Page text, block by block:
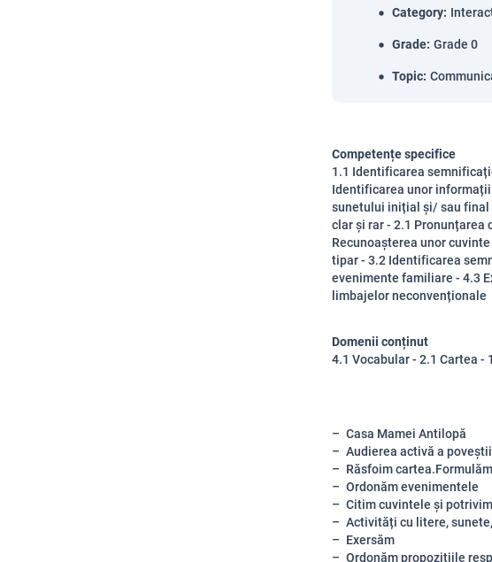
Category:
Grade: Grade 0
Topic:
Competențe specifice
1.1 Identificarea
Identificarea unor
sunetului inițial și/ sau final
clar și rar - 2.1 Pronunțarea
Recunoașterea unor
tipar - 3.2 Identificarea
evenimente familiare - 4.3
limbajelor neconvenționale
Domenii conținut
4.1 Vocabular - 2.1 Cartea -
Casa Mamei Antilopă
Audierea activă a poveștii
Răsfoim
Ordonăm evenimentele
Citim cuvintele și
Activități cu litere,
Exersăm
Ordonăm propozițiile